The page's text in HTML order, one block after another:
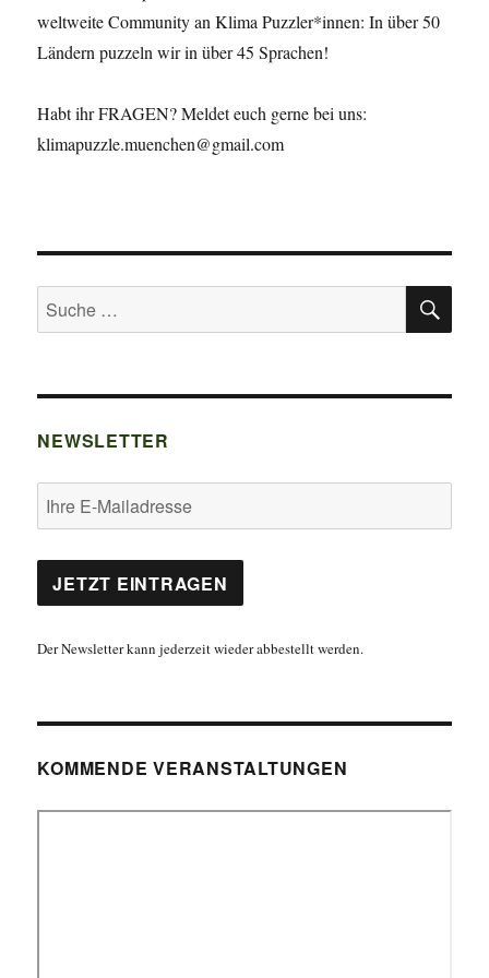
weltweite Community an Klima Puzzler*innen: In über 50
Ländern puzzeln wir in über 45 Sprachen!
Habt ihr FRAGEN? Meldet euch gerne bei uns:
klimapuzzle.muenchen@gmail.com
Suche
nach:
NEWSLETTER
Der Newsletter kann jederzeit wieder abbestellt werden.
KOMMENDE VERANSTALTUNGEN